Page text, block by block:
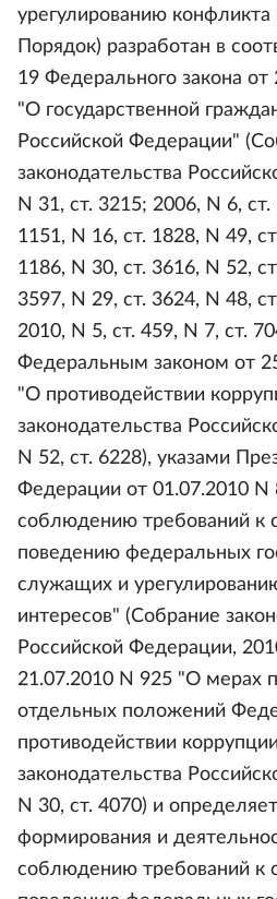
урегулированию
Порядок) разработан в
19 Федерального закона
"О государственной
Российской Федерации"
законодательства
N 31, cт. 3215; 2006, N 6,
1151, N 16, ст. 1828, N 49,
1186, N 30, ст. 3616, N 52,
3597, N 29, ст. 3624, N 48,
2010, N 5, ст. 459, N 7, ст.
Федеральным законом от
"О противодействии
законодательства
N 52, ст. 6228), указами
Федерации от 01.07.2010
соблюдению требований к
поведению федеральных
служащих и
интересов" (Собрание
Российской Федерации,
21.07.2010 N 925 "О мерах
отдельных положений
противодействии
законодательства
N 30, ст. 4070) и
формирования и
соблюдению требований к